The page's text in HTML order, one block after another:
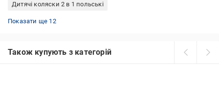
Дитячі коляски 2 в 1 польські
Прогулянкові коляски Kinderkraft
Прогулянкові коляски Cybex
Прогулянкові коляски Lionelo
Коляски прогулянкові з перекидною ручкою
Прогулянкові коляски Easywalker
Прогулянкові коляски Chicco
Прогулянкові коляски для дівчаток
Прогулянкові коляски X-lander
Прогулянкові коляски Carrello
Прогулянкові коляски ABC Design
Коляски Kinderkraft 2 в 1
Коляски Kinderkraft 3 в 1
Показати ще 12
Також купують з категорій